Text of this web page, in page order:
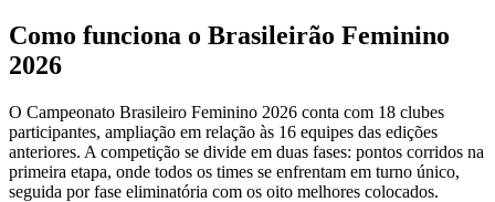
Como funciona o Brasileirão Feminino
2026
O Campeonato Brasileiro Feminino 2026 conta com 18 clubes
participantes, ampliação em relação às 16 equipes das edições
anteriores. A competição se divide em duas fases: pontos corridos na
primeira etapa, onde todos os times se enfrentam em turno único,
seguida por fase eliminatória com os oito melhores colocados.